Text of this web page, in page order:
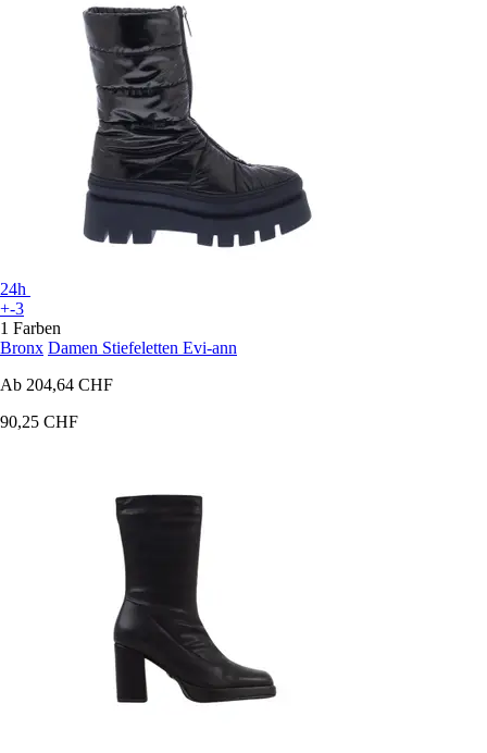
24h
+-3
1 Farben
Bronx Damen Stiefeletten Evi-ann
Ab 204,64 CHF
90,25 CHF